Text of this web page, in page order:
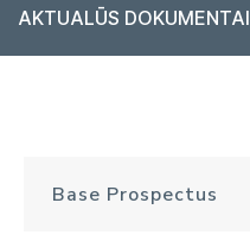
MŪSŲ POŽIŪRIS
AKTUALŪS DOKUMENTAI
Aktualūs dokumentai
Base Prospectus